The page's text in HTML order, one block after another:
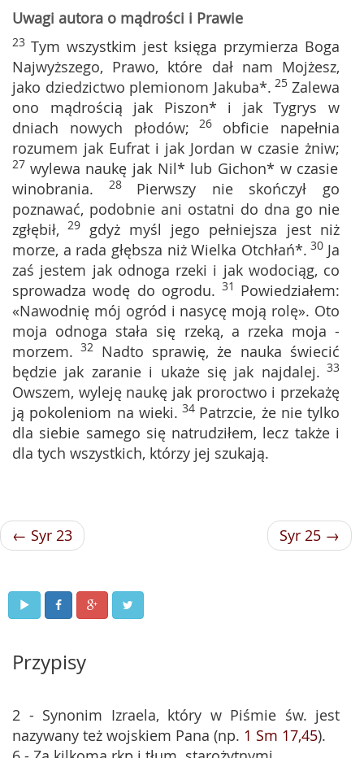
Uwagi autora o mądrości i Prawie
23 Tym wszystkim jest księga przymierza Boga
Najwyższego, Prawo, które dał nam Mojżesz,
jako dziedzictwo plemionom Jakuba*. 25 Zalewa
ono mądrością jak Piszon* i jak Tygrys w
dniach nowych płodów; 26 obficie napełnia
rozumem jak Eufrat i jak Jordan w czasie żniw;
27 wylewa naukę jak Nil* lub Gichon* w czasie
winobrania. 28 Pierwszy nie skończył go
poznawać, podobnie ani ostatni do dna go nie
zgłębił, 29 gdyż myśl jego pełniejsza jest niż
morze, a rada głębsza niż Wielka Otchłań*. 30 Ja
zaś jestem jak odnoga rzeki i jak wodociąg, co
sprowadza wodę do ogrodu. 31 Powiedziałem:
«Nawodnię mój ogród i nasycę moją rolę». Oto
moja odnoga stała się rzeką, a rzeka moja -
morzem. 32 Nadto sprawię, że nauka świecić
będzie jak zaranie i ukaże się jak najdalej. 33
Owszem, wyleję naukę jak proroctwo i przekażę
ją pokoleniom na wieki. 34 Patrzcie, że nie tylko
dla siebie samego się natrudziłem, lecz także i
dla tych wszystkich, którzy jej szukają.
← Syr 23 Syr 25 →
Przypisy
2 - Synonim Izraela, który w Piśmie św. jest
nazywany też wojskiem Pana (np. 1 Sm 17,45).